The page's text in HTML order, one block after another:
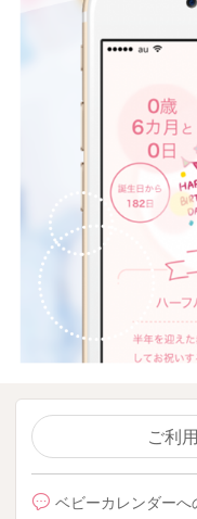
ご利
ベビーカレンダー